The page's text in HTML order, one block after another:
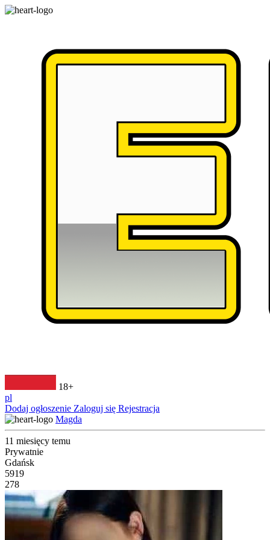
18+
pl
Dodaj ogłoszenie Zaloguj się Rejestracja
Magda
11 miesięcy temu
Prywatnie
Gdańsk
5919
278